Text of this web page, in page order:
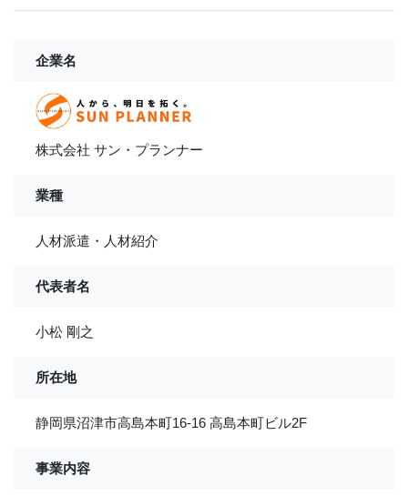
企業名
株式会社 サン・プランナー
業種
人材派遣・人材紹介
代表者名
小松 剛之
所在地
静岡県沼津市高島本町16-16 高島本町ビル2F
事業内容